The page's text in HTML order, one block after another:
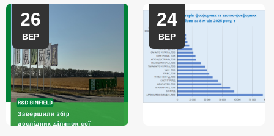
26
ВЕР
24
ВЕР